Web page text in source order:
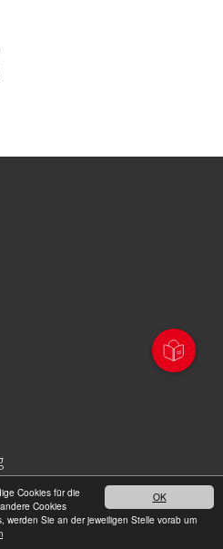
OK
Cookies für die
Cookies
werden Sie an der jeweiligen Stelle vorab um